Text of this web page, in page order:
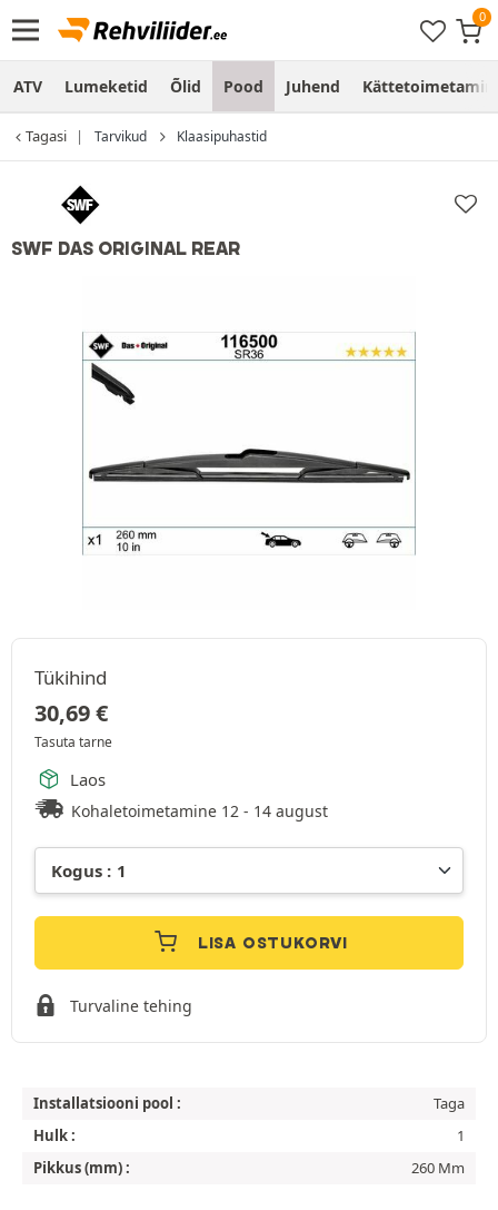
ATV Lumeketid Õlid Pood Juhend
Tagasi Tarvikud Klaasipuhastid
SWF DAS ORIGINAL REAR
Tükihind
30,69€
Tasuta tarne
Laos
Kohaletoimetamine 12 - 14 august
LISA OSTUKORVI
Turvaline tehing
Installatsiooni pool :
Taga
Hulk :
1
Pikkus (mm) :
260 Mm